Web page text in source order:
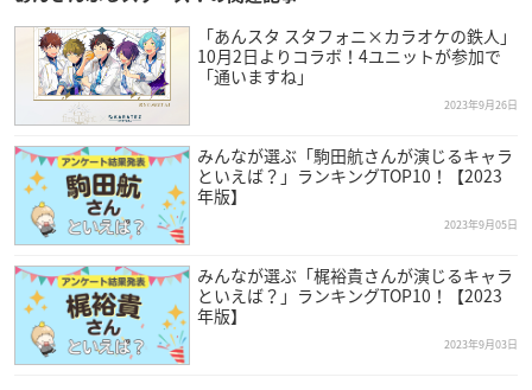
「あんスタ スタフォニ×カラオケの鉄人」
10月2日よりコラボ！4ユニットが参加で
「通いますね」
2023年9月26日
みんなが選ぶ「駒田航さんが演じるキャラ
といえば？」ランキングTOP10！【2023
年版】
2023年9月05日
みんなが選ぶ「梶裕貴さんが演じるキャラ
といえば？」ランキングTOP10！【2023
年版】
2023年9月03日